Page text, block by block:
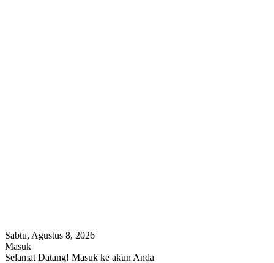
Sabtu, Agustus 8, 2026
Masuk
Selamat Datang! Masuk ke akun Anda